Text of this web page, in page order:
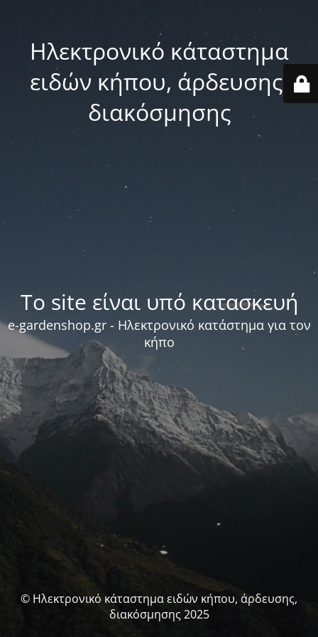
Ηλεκτρονικό κάταστημα
ειδών κήπου, άρδευσης,
διακόσμησης
Το site είναι υπό κατασκευή
e-gardenshop.gr - Ηλεκτρονικό κατάστημα για τον
κήπο
© Ηλεκτρονικό κάταστημα ειδών κήπου, άρδευσης,
διακόσμησης 2025